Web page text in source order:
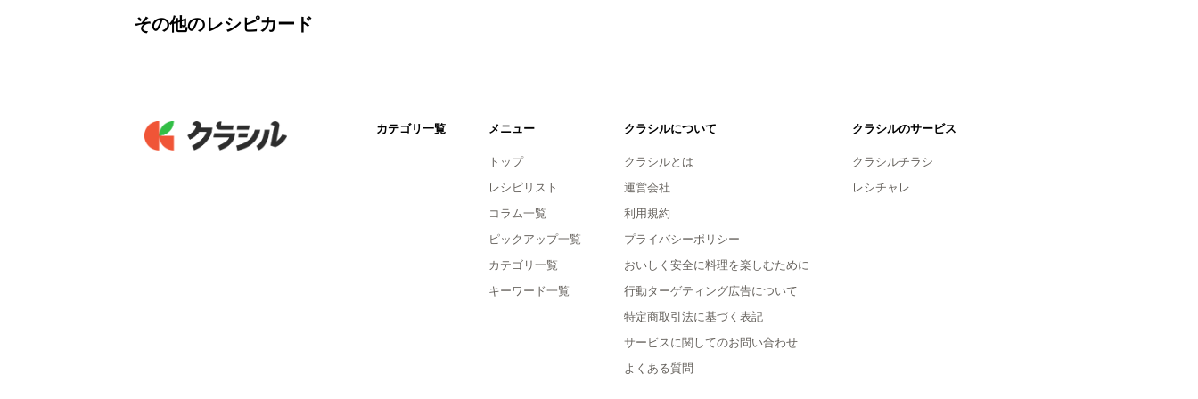
その他のレシピカード
カテゴリ一覧 メニュー
トップ
レシピリスト
コラム一覧
ピックアップ一覧
カテゴリ一覧
キーワード一覧
クラシルについて
クラシルとは
運営会社
利用規約
プライバシーポリシー
おいしく安全に料理を楽しむために
行動ターゲティング広告について
特定商取引法に基づく表記
サービスに関してのお問い合わせ
よくある質問
クラシルのサービス
クラシルチラシ
レシチャレ